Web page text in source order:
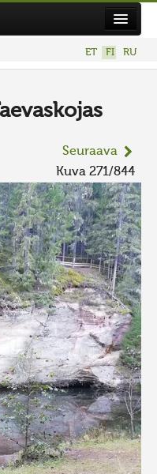
ET FI RU
Seuraava
Kuva 271/844